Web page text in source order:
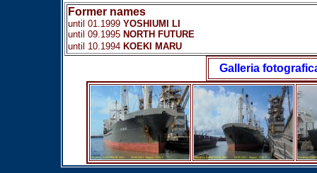
Former names
until 01.1999YOSHIUMI LI
until 09.1995NORTH FUTURE
until 10.1994 KOEKI MARU
Galleria